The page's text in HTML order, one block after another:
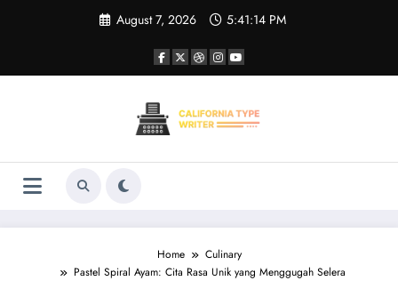
August 7, 2026 5:41:15 PM
Home
Culinary
Pastel Spiral Ayam: Cita Rasa Unik yang Menggugah Selera